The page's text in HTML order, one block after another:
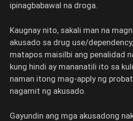
ipinagbabawal na droga.
Kaugnay nito, sakali man na
akusado sa drug use/
matapos maisilbi ang penalidad
kung hindi ay mananatili ito sa
naman itong mag-apply ng
nagamit ng akusado.
Gayundin ang mga akusadong